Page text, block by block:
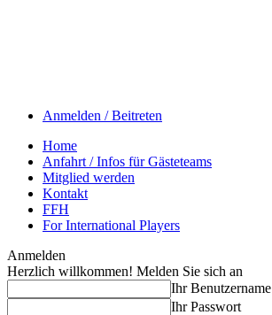
Anmelden / Beitreten
Home
Anfahrt / Infos für Gästeteams
Mitglied werden
Kontakt
FFH
For International Players
Anmelden
Herzlich willkommen! Melden Sie sich an
Ihr Benutzername
Ihr Passwort